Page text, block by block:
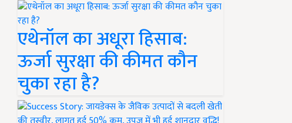
एथेनॉल का अधूरा हिसाब:
ऊर्जा सुरक्षा की कीमत कौन
चुका रहा है?